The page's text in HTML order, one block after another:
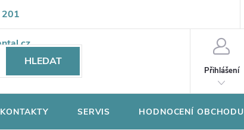
údajů
HLEDAT
Přihlášení
KONTAKTY SERVIS HODNOCENÍ OBCHODU